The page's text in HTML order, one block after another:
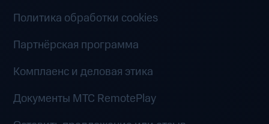
Политика обработки cookies
Партнёрская программа
Комплаенс и деловая этика
Документы MTC RemotePlay